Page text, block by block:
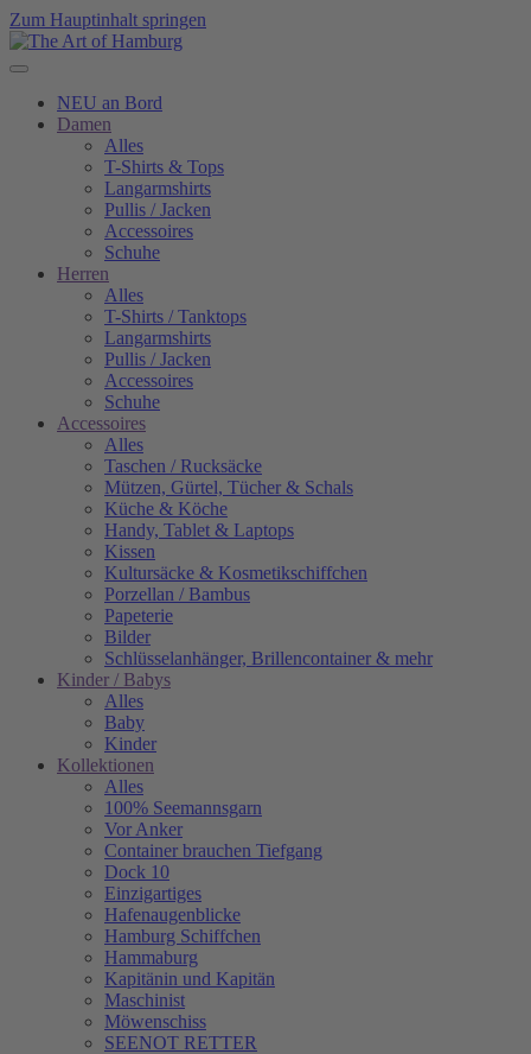
Zum Hauptinhalt springen
NEU an Bord
Damen
Alles
T-Shirts & Tops
Langarmshirts
Pullis / Jacken
Accessoires
Schuhe
Herren
Alles
T-Shirts / Tanktops
Langarmshirts
Pullis / Jacken
Accessoires
Schuhe
Accessoires
Alles
Taschen / Rucksäcke
Mützen, Gürtel, Tücher & Schals
Küche & Köche
Handy, Tablet & Laptops
Kissen
Kultursäcke & Kosmetikschiffchen
Porzellan / Bambus
Papeterie
Bilder
Schlüsselanhänger, Brillencontainer & mehr
Kinder / Babys
Alles
Baby
Kinder
Kollektionen
Alles
100% Seemannsgarn
Vor Anker
Container brauchen Tiefgang
Dock 10
Einzigartiges
Hafenaugen­blicke
Hamburg Schiffchen
Hammaburg
Kapitänin und Kapitän
Maschinist
Möwenschiss
SEENOT RETTER